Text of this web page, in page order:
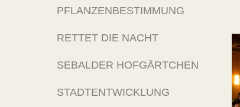
PFLANZENBESTIMMUNG
RETTET DIE NACHT
SEBALDER HOFGÄRTCHEN
STADTENTWICKLUNG